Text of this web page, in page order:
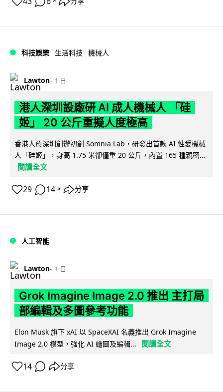
科技娛樂 生活科技 機械人
Lawton 1 日
港人深圳設廠研 AI 成人機械人 「硅
姬」 20 公斤重擬人度極高
香港人於深圳創辦初創 Somnia Lab，研發出首款 AI 性愛機械
人「硅姬」，身高 1.75 米卻僅重 20 公斤，內置 165 種親密...
閱讀全文
29 14 ↗ 分享
人工智能
Lawton 1 日
Grok Imagine Image 2.0 推出 主打局
部編輯及多圖參考功能
Elon Musk 旗下 xAI 以 SpaceXAI 名義推出 Grok Imagine
Image 2.0 模型，強化 AI 繪圖及編輯...
閱讀全文
14 分享